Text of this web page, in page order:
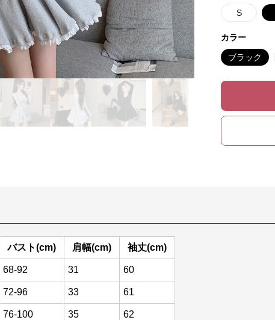
S
カラー
ブラック
バスト(cm) 肩幅(cm) 袖丈(cm)
68-92 31 60
72-96 33 61
76-100 35 62